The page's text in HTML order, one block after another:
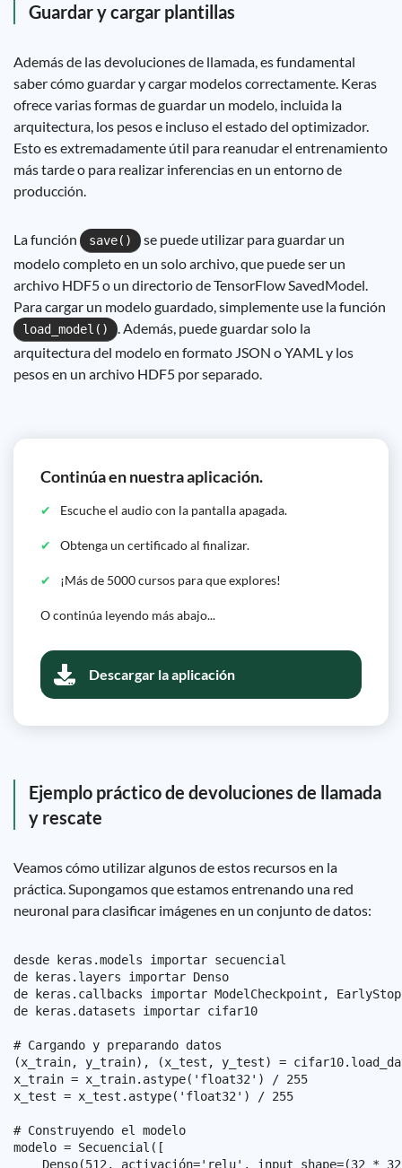
Guardar y cargar plantillas
Además de las devoluciones de llamada, es fundamental
saber cómo guardar y cargar modelos correctamente. Keras
ofrece varias formas de guardar un modelo, incluida la
arquitectura, los pesos e incluso el estado del optimizador.
Esto es extremadamente útil para reanudar el entrenamiento
más tarde o para realizar inferencias en un entorno de
producción.
La función save()
se puede utilizar para guardar un
modelo completo en un solo archivo, que puede ser un
archivo HDF5 o un directorio de TensorFlow SavedModel.
Para cargar un modelo guardado, simplemente use la función
load_model()
. Además, puede guardar solo la
arquitectura del modelo en formato JSON o YAML y los
pesos en un archivo HDF5 por separado.
Continúa en nuestra aplicación.
Escuche el audio con la pantalla apagada.
Obtenga un certificado al finalizar.
¡Más de 5000 cursos para que explores!
O continúa leyendo más abajo...
Descargar la aplicación
Ejemplo práctico de devoluciones de llamada
y rescate
Veamos cómo utilizar algunos de estos recursos en la
práctica. Supongamos que estamos entrenando una red
neuronal para clasificar imágenes en un conjunto de datos:
desde keras.models importar secuencial
de keras.layers importar Denso
de keras.callbacks importar ModelCheckpoint,
de keras.datasets importar cifar10
# Cargando y preparando datos
(x_train, y_train), (x_test, y_test) =
x_train = x_train.astype('float32') / 255
x_test = x_test.astype('float32') / 255
# Construyendo el modelo
modelo = Secuencial([
Denso(512, activación='relu', input_shape=(32 *